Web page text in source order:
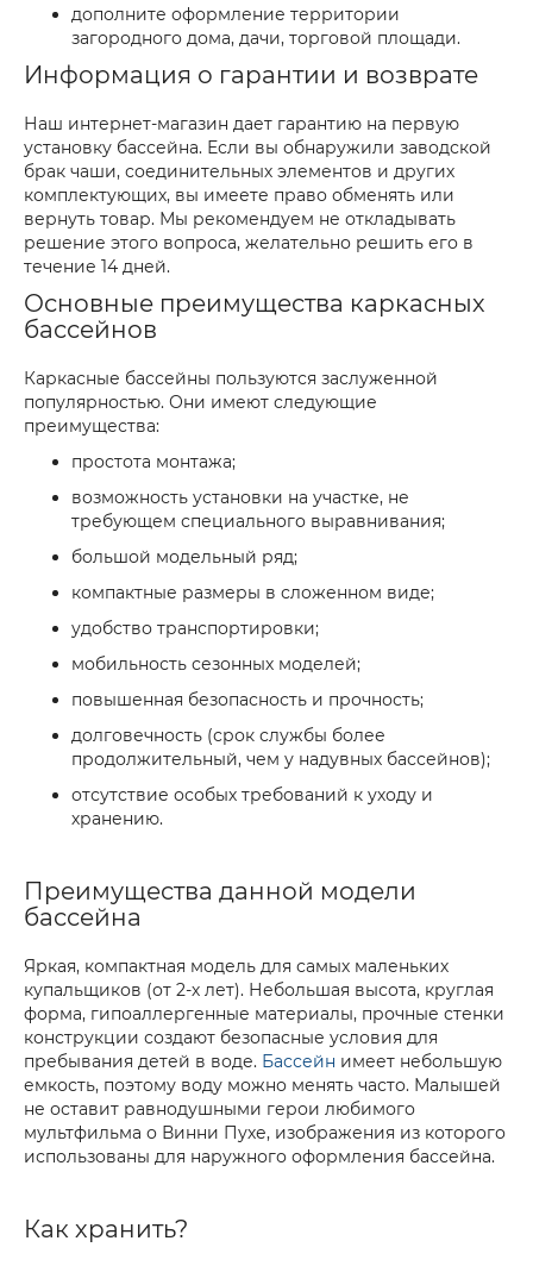
дополните оформление территории
загородного дома, дачи, торговой площади.
Информация о гарантии и возврате
Наш интернет-магазин дает гарантию на первую
установку бассейна. Если вы обнаружили заводской
брак чаши, соединительных элементов и других
комплектующих, вы имеете право обменять или
вернуть товар. Мы рекомендуем не откладывать
решение этого вопроса, желательно решить его в
течение 14 дней.
Основные преимущества каркасных
бассейнов
Каркасные бассейны пользуются заслуженной
популярностью. Они имеют следующие
преимущества:
простота монтажа;
возможность установки на участке, не
требующем специального выравнивания;
большой модельный ряд;
компактные размеры в сложенном виде;
удобство транспортировки;
мобильность сезонных моделей;
повышенная безопасность и прочность;
долговечность (срок службы более
продолжительный, чем у надувных бассейнов);
отсутствие особых требований к уходу и
хранению.
Преимущества данной модели
бассейна
Яркая, компактная модель для самых маленьких
купальщиков (от 2-х лет). Небольшая высота, круглая
форма, гипоаллергенные материалы, прочные стенки
конструкции создают безопасные условия для
пребывания детей в воде. Бассейн имеет небольшую
емкость, поэтому воду можно менять часто. Малышей
не оставит равнодушными герои любимого
мультфильма о Винни Пухе, изображения из которого
использованы для наружного оформления бассейна.
Как хранить?